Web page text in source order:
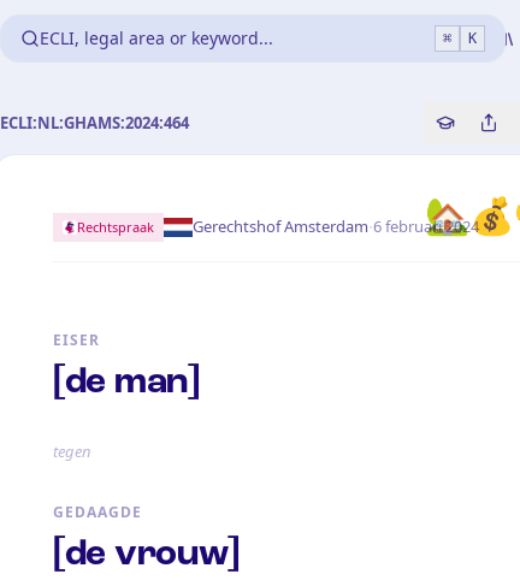
ECLI, legal area or keyword... ⌘ K
ECLI:NL:GHAMS:2024:464 Copy
Rechtspraak Gerechtshof Amsterdam·6 februari 2024
EISER
[de man]
tegen
GEDAAGDE
[de vrouw]